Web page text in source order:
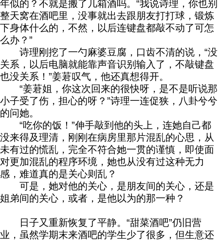
年似的？不就是搬了几箱酒吗。“我说诗理，你也别
整天窝在酒吧里，没事就出去跟朋友打打球，锻炼
下身体什么的，不然，以后连键盘都敲不动了可怎
么办？”
诗理刚挖了一勺麻婆豆腐，口齿不清的说，“没
关系，以后电脑就能靠声音识别输入了，不敲键盘
也没关系！”姜莙叹气，他还真想得开。
“姜莙姐，你这次回来的很快呀，是不是听说那
小子受了伤，担心的呀？”诗理一连促狭，八卦兮兮
的问她。
“吃你的饭！”伸手敲到他的头上，连她自己都
没来得及理清，刚刚在病房里那片混乱的心思，从
未有过的慌乱，完全不符合她一贯的谨慎，即使面
对更加混乱的程序环境，她也从没有过这种无力
感，难道真的是关心则乱？
可是，她对他的关心，是朋友间的关心，还是
姐弟间的关心，或者，是他以为的那一种？
日子又重新恢复了平静。“甜菜酒吧”仍旧营
业，虽然学期末来酒吧的学生少了很多，但生意还